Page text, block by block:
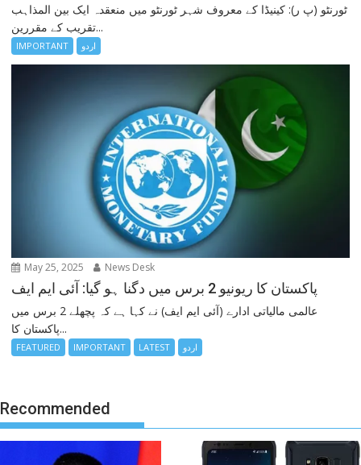
ٹورنٹو (پ ر): کینیڈا کے معروف شہر ٹورنٹو میں منعقدہ ایک بین المذاہب
تقریب کے مقررین...
IMPORTANT اردو
May 25, 2025 News Desk
پاکستان کا ریونیو 2 برس میں دگنا ہو گیا: آئی ایم ایف
عالمی مالیاتی ادارے (آئی ایم ایف) نے کہا ہے کہ پچھلے 2 برس میں
پاکستان کا...
FEATURED IMPORTANT LATEST اردو
Recommended